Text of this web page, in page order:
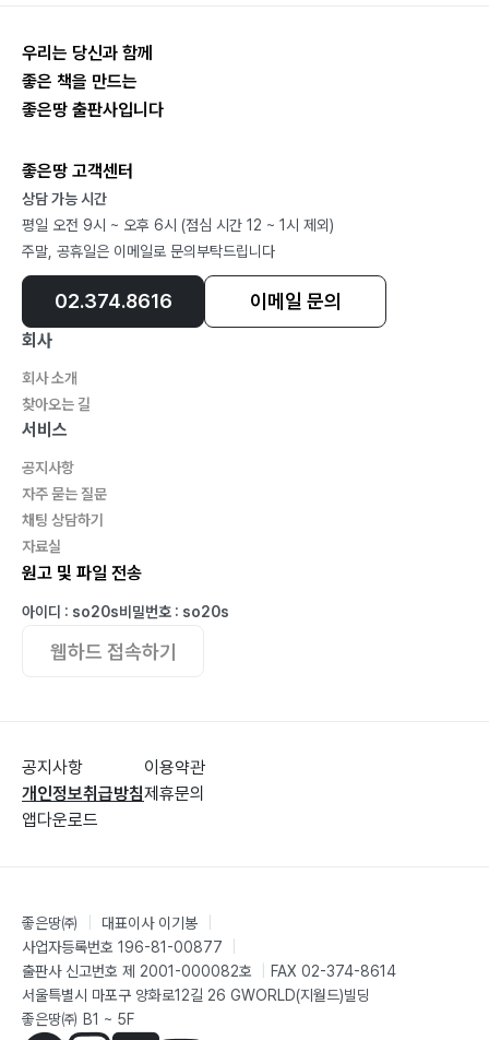
유한 책임 구조 간 비교하기 261
지분의 유형과 특성 266
자본 조달 277
Chapter 08 재무 관리 기초
창업가의 재무 관리 291
재무 예측 294
재무제표 분석 301
재무 관리 309
Chapter 09 자금 조달 방법
자본 금융 332
부채 금융 342
자금 조달의 방법 348
대안 금융 352
Chapter 10 사업 개시 전략
사업 계획 본문 371
Chapter 11 마케팅 계획 수립
제품 믹스 406
Chapter 12 계약의 이해와 활용
계약법의 이해 441
계약 성립 요건 444
액셀러레이터 와이앤아처의 대표이다. 여러 번의 창업을
한국과 중국에서 경험하고 한국능률협회컨설팅에서 컨설
석사를 마쳤으며 박사과정중에 있다. 와이앤아처 설립 이
후에는 스타트업 발굴, 육성, 보육, 투자 및 글로벌 진출에
대한 다양한 프로그램을 개발하고 프로그램화하여 스타
트업 스케일업에 대한 노하우를 쌓고 있다. 한국창업학회
산학상임부회장이며 저서로는 『M&A Model 11 인수합
병 전략 사례 분석 가이드』가 있다.
1stqie@ynarcher.com
우리는 당신과 함께
좋은 책을 만드는
좋은땅 출판사입니다
좋은땅 고객센터
상담 가능 시간
평일 오전 9시 ~ 오후 6시 (점심 시간 12 ~ 1시 제외)
주말, 공휴일은 이메일로 문의부탁드립니다
02.374.8616 이메일 문의
회사
회사 소개
찾아오는 길
서비스
공지사항
자주 묻는 질문
채팅 상담하기
자료실
원고 및 파일 전송
아이디 : so20s비밀번호 : so20s
웹하드 접속하기
공지사항
개인정보취급방침
앱다운로드
이용약관
제휴문의
좋은땅㈜ 대표이사 이기봉
사업자등록번호 196-81-00877
출판사 신고번호 제 2001-000082호
FAX 02-374-8614
서울특별시 마포구 양화로12길 26 GWORLD(지월드)빌딩
좋은땅㈜ B1 ~ 5F